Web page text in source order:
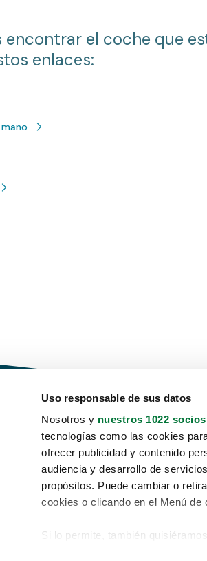
Uso responsable de sus datos
Nosotros y nuestros 1022 socios
tecnologías como las cookies
ofrecer publicidad y contenido
audiencia y desarrollo de
propósitos. Puede cambiar o
cookies o clicando en el Menú de
Si lo permite, también quisiéramos:
encontrar el coche que
enlaces: